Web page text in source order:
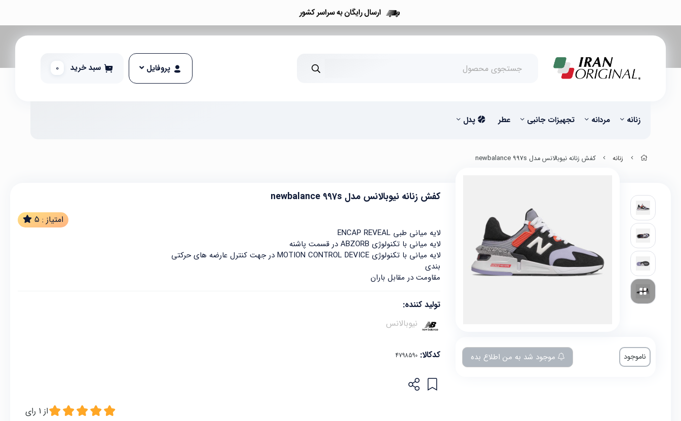
پروفایل سبد خرید 0
زنانه مردانه تجهیزات جانبی عطر پدل
زنانه کفش زنانه نیوبالانس مدل newbalance 997s
ناموجود موجود شد به من اطلاع بده
کفش زنانه نیوبالانس مدل newbalance 997s
امتیاز : 5
لایه میانی طبی ENCAP REVEAL
لایه میانی با تکنولوژی ABZORB در قسمت پاشنه
لایه میانی با تکنولوژی MOTION CONTROL DEVICE در جهت کنترل عارضه های حرکتی
بندی
مقاومت در مقابل باران
تولید کننده:
نیوبالانس
کدکالا:
از 1 رای